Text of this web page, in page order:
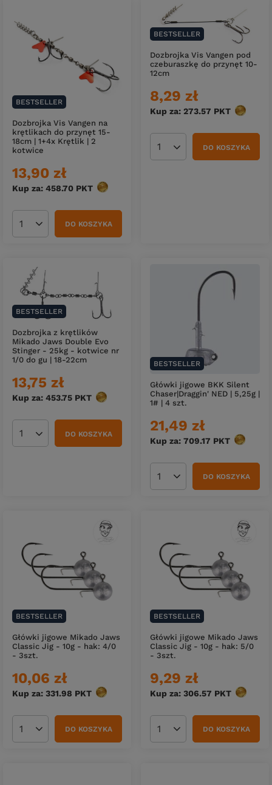
BESTSELLER
Dozbrojka Vis Vangen na
krętlikach do przynęt 15-
18cm | 1+4x Krętlik | 2
kotwice
13,90 zł
Kup za: 458.70 PKT punktów
Ilość produktówDO KOSZYKA
BESTSELLER
Dozbrojka Vis Vangen pod
czeburaszkę do przynęt 10-
12cm
8,29 zł
Kup za: 273.57 PKT punktów
Ilość produktówDO KOSZYKA
BESTSELLER
Dozbrojka z krętlików
Mikado Jaws Double Evo
Stinger - 25kg - kotwice nr
1/0 do gu | 18-22cm
13,75 zł
Kup za: 453.75 PKT punktów
Ilość produktówDO KOSZYKA
BESTSELLER
Główki jigowe BKK Silent
Chaser|Draggin' NED | 5,25g |
1# | 4 szt.
21,49 zł
Kup za: 709.17 PKT punktów
Ilość produktówDO KOSZYKA
BESTSELLER
Główki jigowe Mikado Jaws
Classic Jig - 10g - hak: 4/0
- 3szt.
10,06 zł
Kup za: 331.98 PKT punktów
Ilość produktówDO KOSZYKA
BESTSELLER
Główki jigowe Mikado Jaws
Classic Jig - 10g - hak: 5/0
- 3szt.
9,29 zł
Kup za: 306.57 PKT punktów
Ilość produktówDO KOSZYKA